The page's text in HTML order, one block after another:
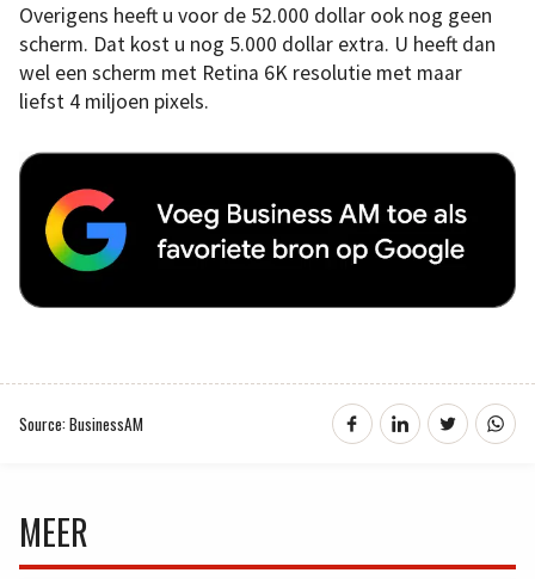
Overigens heeft u voor de 52.000 dollar ook nog geen
scherm. Dat kost u nog 5.000 dollar extra. U heeft dan
wel een scherm met Retina 6K resolutie met maar
liefst 4 miljoen pixels.
Source: BusinessAM
MEER